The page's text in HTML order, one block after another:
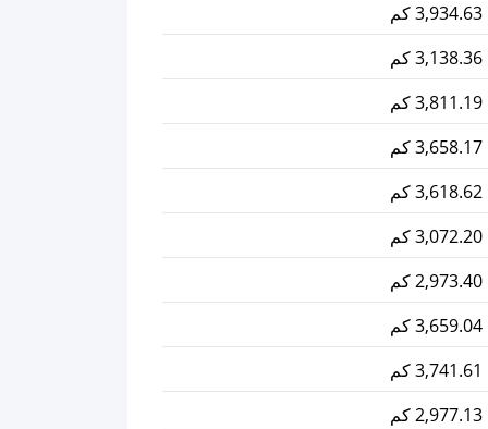
3,934.63 كم
3,138.36 كم
3,811.19 كم
3,658.17 كم
3,618.62 كم
3,072.20 كم
2,973.40 كم
3,659.04 كم
3,741.61 كم
2,977.13 كم